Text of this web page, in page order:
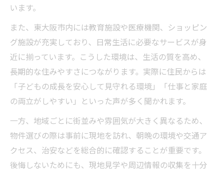
います。
また、東大阪市内には教育施設や医療機関、ショッピン
グ施設が充実しており、日常生活に必要なサービスが身
近に揃っています。こうした環境は、生活の質を高め、
長期的な住みやすさにつながります。実際に住民からは
「子どもの成長を安心して見守れる環境」「仕事と家庭
の両立がしやすい」といった声が多く聞かれます。
一方、地域ごとに街並みや雰囲気が大きく異なるため、
物件選びの際は事前に現地を訪れ、朝晩の環境や交通ア
クセス、治安などを総合的に確認することが重要です。
後悔しないためにも、現地見学や周辺情報の収集を十分